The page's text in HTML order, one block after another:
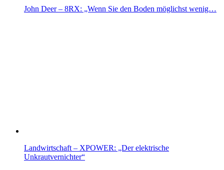
John Deer – 8RX: „Wenn Sie den Boden möglichst wenig…
Landwirtschaft – XPOWER: „Der elektrische
Unkrautvernichter“